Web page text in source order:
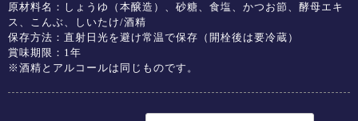
原材料名：しょうゆ（本醸造）、砂糖、食塩、かつお節、酵母エキ
ス、こんぶ、しいたけ/酒精
保存方法：直射日光を避け常温で保存（開栓後は要冷蔵）
賞味期限：1年
※酒精とアルコールは同じものです。